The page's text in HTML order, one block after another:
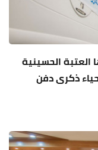
الحسينية
ذكرى دفن